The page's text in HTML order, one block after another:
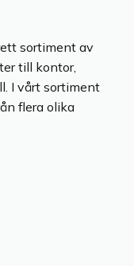
sortiment av
till kontor,
I vårt sortiment
flera olika